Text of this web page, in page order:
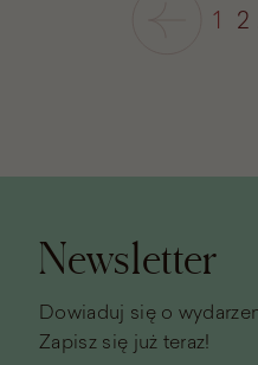
1 2
Stopka
Newsletter
Dowiaduj się o
Zapisz się już teraz!